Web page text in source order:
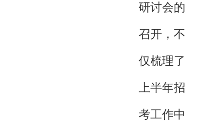
研讨会的
召开，不
仅梳理了
上半年招
考工作中